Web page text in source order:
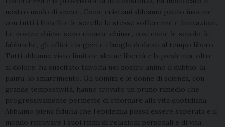
nostro modo di vivere. Come cristiani abbiamo patito insieme
con tutti i fratelli e le sorelle le stesse sofferenze e limitazioni.
Le nostre chiese sono rimaste chiuse, così come le scuole, le
fabbriche, gli uffici, i negozi e i luoghi dedicati al tempo libero.
Tutti abbiamo visto limitate alcune libertà e la pandemia, oltre
al dolore, ha suscitato talvolta nel nostro animo il dubbio, la
paura, lo smarrimento. Gli uomini e le donne di scienza, con
grande tempestività, hanno trovato un primo rimedio che
progressivamente permette di ritornare alla vita quotidiana.
Abbiamo piena fiducia che l’epidemia possa essere superata e il
mondo ritrovare i suoi ritmi di relazioni personali e di vita